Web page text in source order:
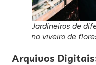
Jardineiros de
no viveiro de
Arquivos